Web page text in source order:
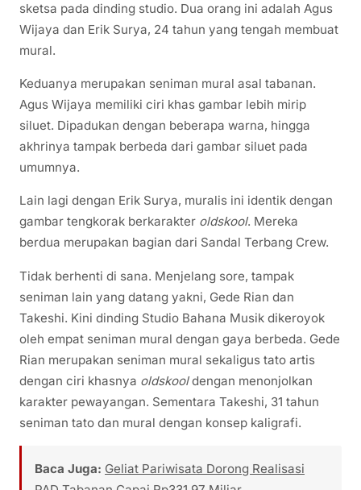
sketsa pada dinding studio. Dua orang ini adalah Agus
Wijaya dan Erik Surya, 24 tahun yang tengah membuat
mural.
Keduanya merupakan seniman mural asal tabanan.
Agus Wijaya memiliki ciri khas gambar lebih mirip
siluet. Dipadukan dengan beberapa warna, hingga
akhrinya tampak berbeda dari gambar siluet pada
umumnya.
Lain lagi dengan Erik Surya, muralis ini identik dengan
gambar tengkorak berkarakter oldskool. Mereka
berdua merupakan bagian dari Sandal Terbang Crew.
Tidak berhenti di sana. Menjelang sore, tampak
seniman lain yang datang yakni, Gede Rian dan
Takeshi. Kini dinding Studio Bahana Musik dikeroyok
oleh empat seniman mural dengan gaya berbeda. Gede
Rian merupakan seniman mural sekaligus tato artis
dengan ciri khasnya oldskooldengan menonjolkan
karakter pewayangan. Sementara Takeshi, 31 tahun
seniman tato dan mural dengan konsep kaligrafi.
Baca Juga: Geliat Pariwisata Dorong Realisasi